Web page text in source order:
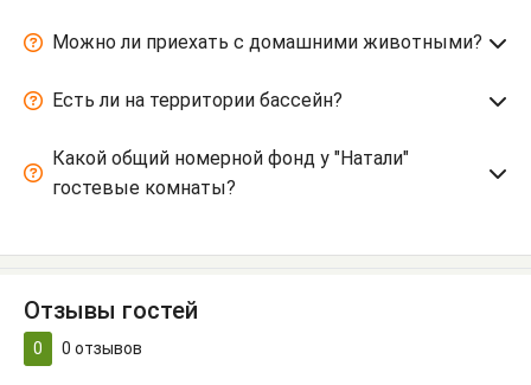
Можно ли приехать с домашними животными?
Есть ли на территории бассейн?
Какой общий номерной фонд у "Натали"
гостевые комнаты?
Отзывы гостей
0 0 отзывов